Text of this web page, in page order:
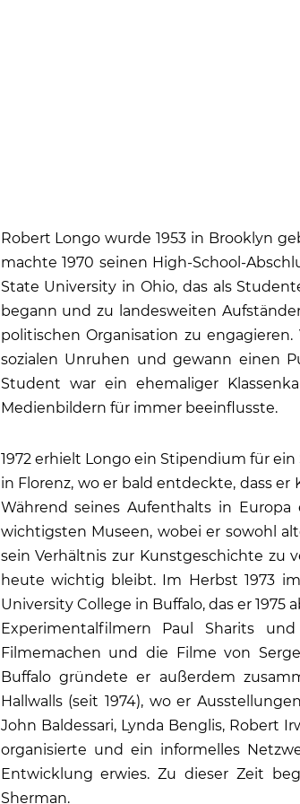
Robert Longo wurde 1953 in Brooklyn
machte 1970 seinen High-School-
State University in Ohio, das als
begann und zu landesweiten
politischen Organisation zu
sozialen Unruhen und gewann einen
Student war ein ehemaliger
Medienbildern für immer beeinflusste.
1972 erhielt Longo ein Stipendium für
in Florenz, wo er bald entdeckte, dass
Während seines Aufenthalts in
wichtigsten Museen, wobei er sowohl
sein Verhältnis zur Kunstgeschichte zu
heute wichtig bleibt. Im Herbst 1973
University College in Buffalo, das er
Experimentalfilmern Paul Sharits
Filmemachen und die Filme von
Buffalo gründete er außerdem
Hallwalls (seit 1974), wo er
John Baldessari, Lynda Benglis, Robert
organisierte und ein informelles
Entwicklung erwies. Zu dieser Zeit
Sherman.